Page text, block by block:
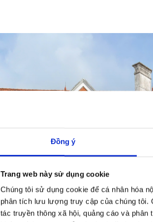
Đồng ý
Trang web này sử dụng cookie
Chúng tôi sử dụng cookie để cá nhân hóa
phân tích lưu lượng truy cập của chúng tôi.
tác truyền thông xã hội, quảng cáo và